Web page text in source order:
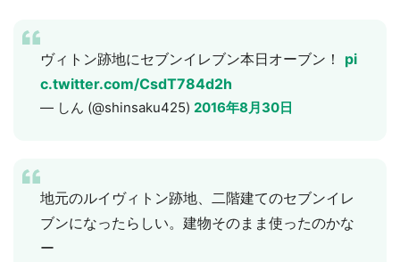
ヴィトン跡地にセブンイレブン本日オーブン！ pi
c.twitter.com/CsdT784d2h
— しん (@shinsaku425) 2016年8月30日
地元のルイヴィトン跡地、二階建てのセブンイレ
ブンになったらしい。建物そのまま使ったのかな
ー